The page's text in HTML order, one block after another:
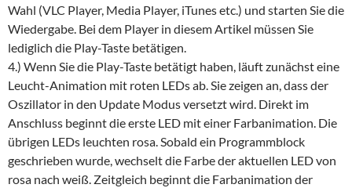
Wahl (VLC Player, Media Player, iTunes etc.) und starten Sie die
Wiedergabe. Bei dem Player in diesem Artikel müssen Sie
lediglich die Play-Taste betätigen.
4.) Wenn Sie die Play-Taste betätigt haben, läuft zunächst eine
Leucht-Animation mit roten LEDs ab. Sie zeigen an, dass der
Oszillator in den Update Modus versetzt wird. Direkt im
Anschluss beginnt die erste LED mit einer Farbanimation. Die
übrigen LEDs leuchten rosa. Sobald ein Programmblock
geschrieben wurde, wechselt die Farbe der aktuellen LED von
rosa nach weiß. Zeitgleich beginnt die Farbanimation der